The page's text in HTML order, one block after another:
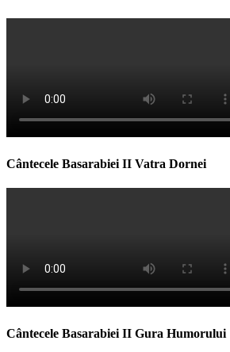
Cântecele Basarabiei II Vatra Dornei
Cântecele Basarabiei II Gura Humorului